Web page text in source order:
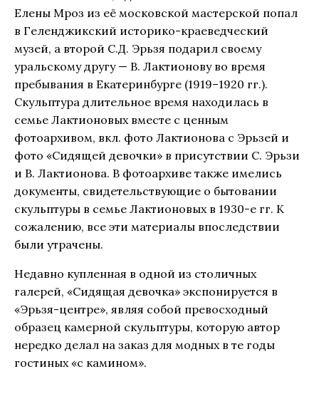
Елены Мроз из её московской мастерской попал
в Геленджикский историко-краеведческий
музей, а второй С.Д. Эрьзя подарил своему
уральскому другу — В. Лактионову во время
пребывания в Екатеринбурге (1919–1920 гг.).
Скульптура длительное время находилась в
семье Лактионовых вместе с ценным
фотоархивом, вкл. фото Лактионова с Эрьзей и
фото «Сидящей девочки» в присутствии С. Эрьзи
и В. Лактионова. В фотоархиве также имелись
документы, свидетельствующие о бытовании
скульптуры в семье Лактионовых в 1930-е гг. К
сожалению, все эти материалы впоследствии
были утрачены.
Недавно купленная в одной из столичных
галерей, «Сидящая девочка» экспонируется в
«Эрьзя-центре», являя собой превосходный
образец камерной скульптуры, которую автор
нередко делал на заказ для модных в те годы
гостиных «с камином».